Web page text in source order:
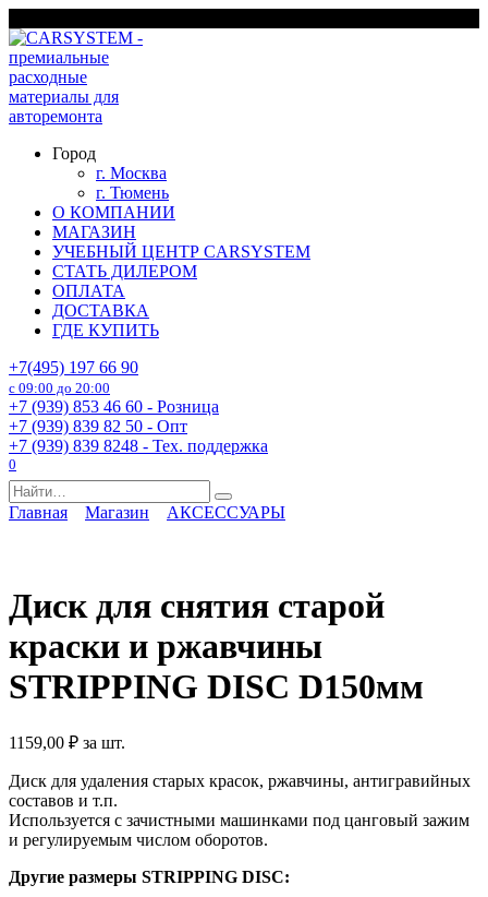
к
содержанию
Город
г. Москва
г. Тюмень
О КОМПАНИИ
МАГАЗИН
УЧЕБНЫЙ ЦЕНТР CARSYSTEM
СТАТЬ ДИЛЕРОМ
ОПЛАТА
ДОСТАВКА
ГДЕ КУПИТЬ
+7(495) 197 66 90
с 09:00 до 20:00
+7 (939) 853 46 60 - Розница
+7 (939) 839 82 50 - Опт
+7 (939) 839 8248 - Тех. поддержка
0
Search
for:
Главная Магазин АКСЕССУАРЫ
Диск для снятия старой
краски и ржавчины
STRIPPING DISC D150мм
1159,00 ₽ за шт.
Диск для удаления старых красок, ржавчины, антигравийных
составов и т.п.
Используется с зачистными машинками под цанговый зажим
и регулируемым числом оборотов.
Другие размеры STRIPPING DISC: